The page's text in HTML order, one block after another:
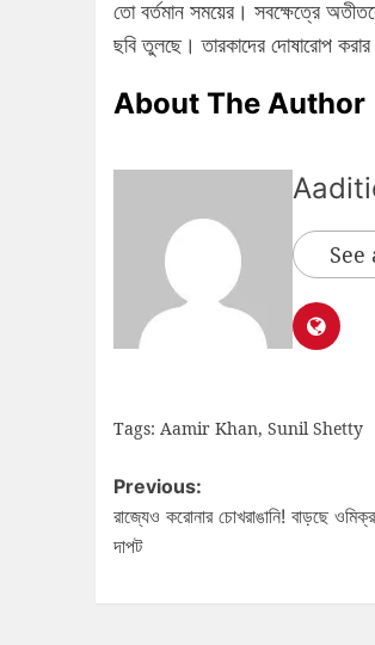
তো বর্তমান সময়ের। সবক্ষেত্রে
ছবি তুলছে। তারকাদের দোষারোপ করার
About The Author
See
Tags: Aamir Khan, Sunil Shetty
Previous:
রাজ্যেও করোনার চোখরাঙানি! বাড়ছে
দাপট